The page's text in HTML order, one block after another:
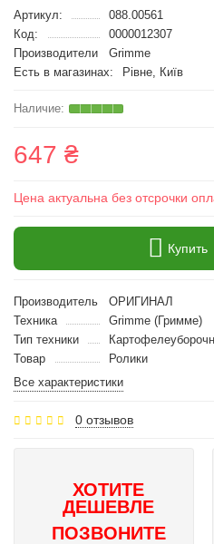
Артикул:
088.00561
Код:
0000012307
Производители
Grimme
Есть в магазинах:
Рівне, Київ
647 ₴
Цена актуальна без отсрочки
Купить
Производитель
ОРИГИНАЛ
Техника
Grimme (Гримме)
Тип техники
Товар
Ролики
Все характеристики
0 отзывов
ХОТИТЕ
ДЕШЕВЛЕ
ПОЗВОНИТЕ